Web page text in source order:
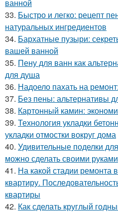
ванной
33. Быстро и легко: рецепт
натуральных ингредиентов
34. Бархатные пузыри:
вашей ванной
35. Пену для ванн как
для душа
36. Надоело пахать на
37. Без пены: альтернативы
38. Картонный камин:
39. Технология укладки
укладки отмостки вокруг дома
40. Удивительные поделки
можно сделать своими руками
41. На какой стадии ремонта
квартиру.
квартиры
42. Как сделать круглый